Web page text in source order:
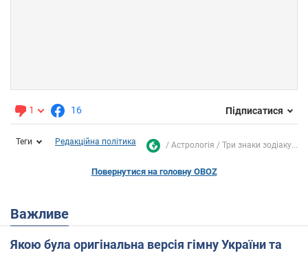
1 16 Підписатися
Теги Редакційна політика Астрологія Три знаки зодіаку...
Повернутися на головну OBOZ
Важливе
Якою була оригінальна версія гімну України та